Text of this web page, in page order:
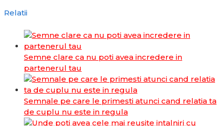
Relatii
Semne clare ca nu poti avea incredere in
partenerul tau
Semnale pe care le primesti atunci cand relatia ta
de cuplu nu este in regula